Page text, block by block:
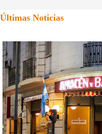
Últimas Noticias